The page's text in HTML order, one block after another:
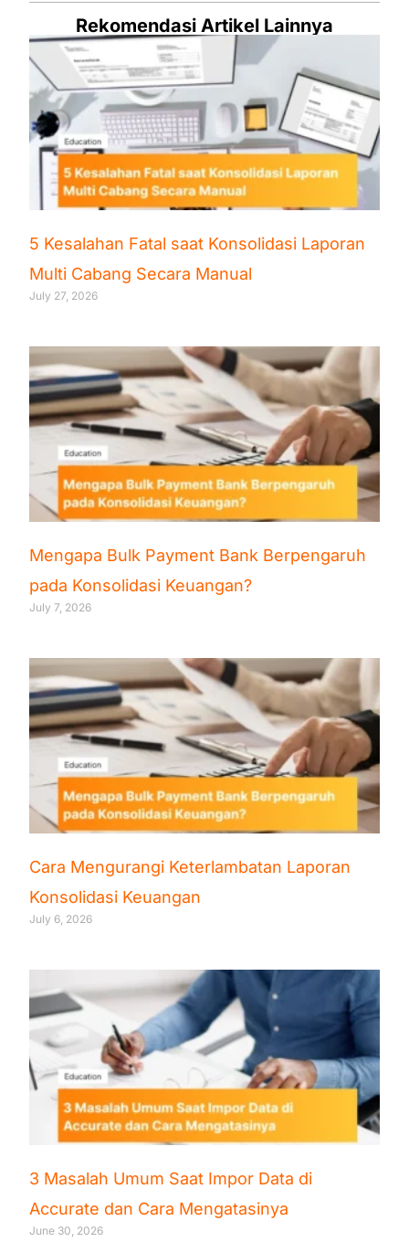
Rekomendasi Artikel Lainnya
5 Kesalahan Fatal saat Konsolidasi Laporan
Multi Cabang Secara Manual
July 27, 2026
Mengapa Bulk Payment Bank Berpengaruh
pada Konsolidasi Keuangan?
July 7, 2026
Cara Mengurangi Keterlambatan Laporan
Konsolidasi Keuangan
July 6, 2026
3 Masalah Umum Saat Impor Data di
Accurate dan Cara Mengatasinya
June 30, 2026